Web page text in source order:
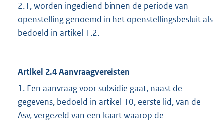
2.1, worden ingediend binnen de periode van
openstelling genoemd in het openstellingsbesluit als
bedoeld in artikel 1.2.
Artikel 2.4 Aanvraagvereisten
1. Een aanvraag voor subsidie gaat, naast de
gegevens, bedoeld in artikel 10, eerste lid, van de
Asv, vergezeld van een kaart waarop de